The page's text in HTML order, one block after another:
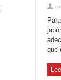
que